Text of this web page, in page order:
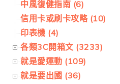
中風復健指南 (6)
信用卡或刷卡攻略 (10)
印表機 (4)
各類3C開箱文 (3233)
就是愛運動 (109)
就是要出國 (36)